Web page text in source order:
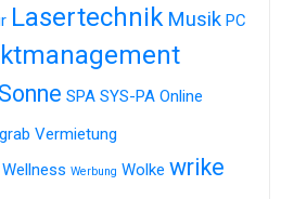
Lasertechnik Musik PC
Sonne SPA SYS-PA Online
Vermietung
Wellness Werbung Wolke wrike